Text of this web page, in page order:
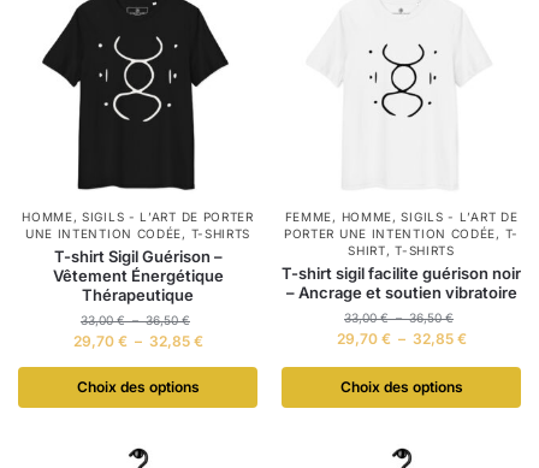
HOMME,SIGILS - L’ART DE PORTER
UNE INTENTION CODÉE, T-SHIRTS
T-shirt Sigil Guérison –
Vêtement Énergétique
Thérapeutique
33,00€ – 36,50€
29,70 € – 32,85 €
Choix des options
FEMME, HOMME,SIGILS - L’ART DE
PORTER UNE INTENTION CODÉE, T-
SHIRT,T-SHIRTS
T-shirt sigil facilite guérison noir
– Ancrage et soutien vibratoire
33,00€ – 36,50€
29,70 € – 32,85 €
Choix des options